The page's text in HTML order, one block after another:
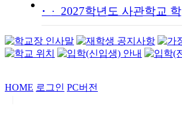
· 2027학년도 사관학교 학교장...
HOME 로그인 PC버전